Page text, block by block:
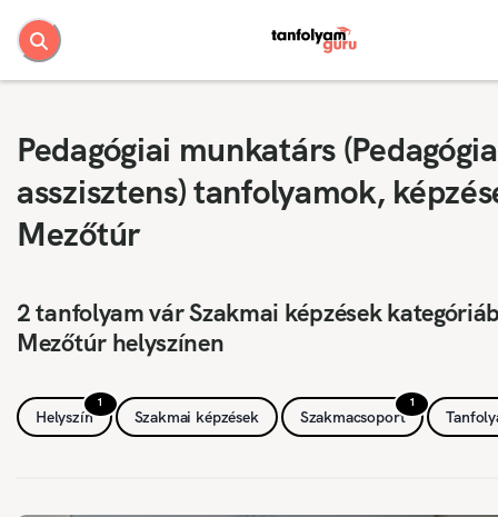
Pedagógiai munkatárs
asszisztens) tanfolyamok,
Mezőtúr
2 tanfolyam vár Szakmai képzések
Mezőtúr helyszínen
1
Helyszín Szakmai képzések
1
Szakmacsoport